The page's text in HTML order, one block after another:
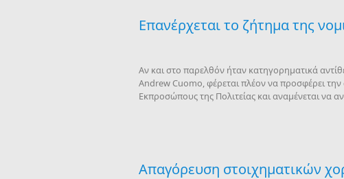
Επανέρχεται το ζήτημα της
Αν και στο παρελθόν ήταν κατηγορηματικά
Andrew Cuomo, φέρεται πλέον να προσφέρει την
Εκπροσώπους της Πολιτείας και αναμένεται να
Απαγόρευση στοιχηματικών